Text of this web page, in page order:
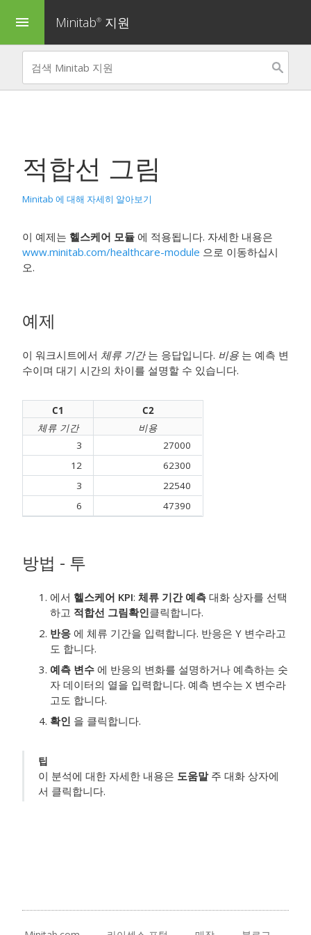
menu Minitab® 지원
적합선 그림
Minitab 에 대해 자세히 알아보기
이 예제는 헬스케어 모듈 에 적용됩니다. 자세한 내용은
www.minitab.com/healthcare-module 으로 이동하십시
오.
예제
이 워크시트에서 체류 기간는 응답입니다. 비용 는 예측 변
수이며 대기 시간의 차이를 설명할 수 있습니다.
C1
C2
체류 기간
비용
3
27000
12
62300
3
22540
6
47390
방법 - 투
에서 헬스케어 KPI: 체류 기간 예측 대화 상자를 선택
하고 적합선 그림확인클릭합니다.
반응 에 체류 기간을 입력합니다. 반응은 Y 변수라고
도 합니다.
예측 변수 에 반응의 변화를 설명하거나 예측하는 숫
자 데이터의 열을 입력합니다. 예측 변수는 X 변수라
고도 합니다.
확인 을 클릭합니다.
팁
이 분석에 대한 자세한 내용은 도움말주 대화 상자에
서 클릭합니다.